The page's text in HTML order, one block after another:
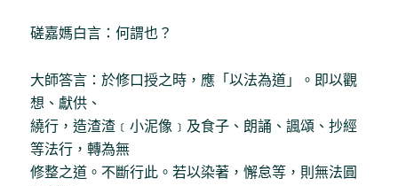
磋嘉媽白言：何謂也？
大師答言：於修口授之時，應「以法為道」。即以觀
想、獻供、
繞行，造渣渣﹝小泥像﹞及食子、朗誦、諷頌、抄經
等法行，轉為無
修整之道。不斷行此。若以染著，懈怠等，則無法圓